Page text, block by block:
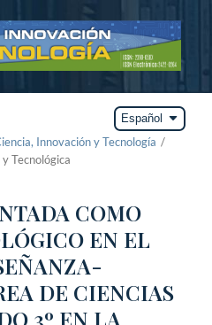
Español arrow_drop_down
Innovación y Tecnología /
Tecnológica
COMO
EN EL
DE CIENCIAS
3º EN LA